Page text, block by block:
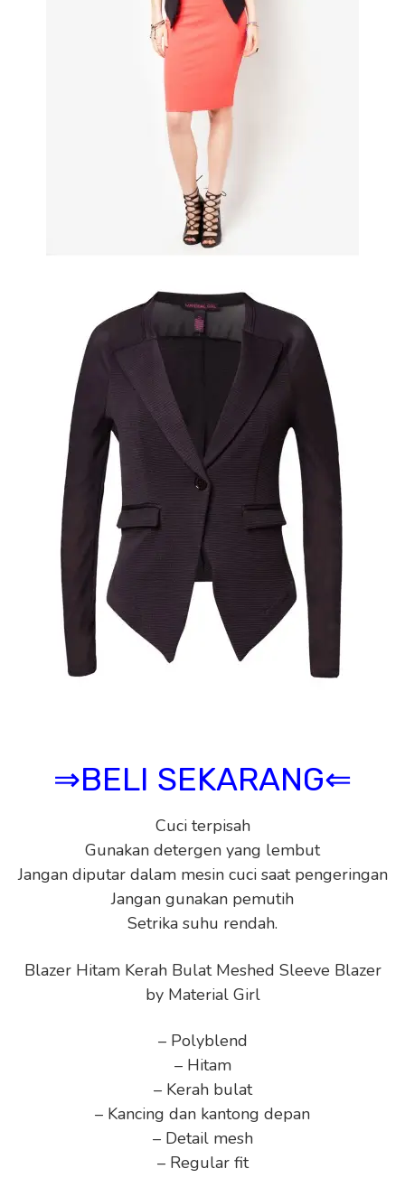
⇒BELI SEKARANG⇐
Cuci terpisah
Gunakan detergen yang lembut
Jangan diputar dalam mesin cuci saat pengeringan
Jangan gunakan pemutih
Setrika suhu rendah.
Blazer Hitam Kerah Bulat Meshed Sleeve Blazer
by Material Girl
– Polyblend
– Hitam
– Kerah bulat
– Kancing dan kantong depan
– Detail mesh
– Regular fit